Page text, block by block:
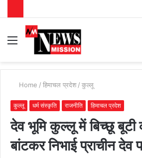
Menu
Home / हिमाचल प्रदेश / कुल्लू
कुल्लू धर्म संस्कृति राजनीति हिमाचल प्रदेश
देव भूमि कुल्लू में बिच्छू बूटी
बांटकर निभाई प्राचीन देव